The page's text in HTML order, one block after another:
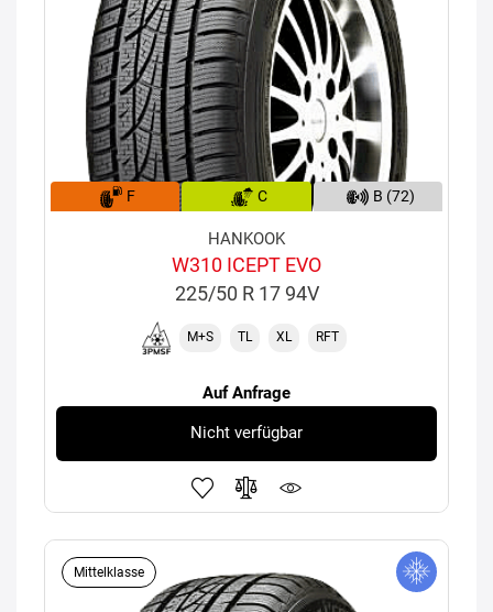
F C B (72)
HANKOOK
W310 ICEPT EVO
225/50 R 17 94V
M+S TL XL RFT
Auf Anfrage
Nicht verfügbar
Mittelklasse